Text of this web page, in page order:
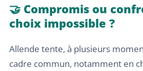
🤝 Compromis ou
choix impossible ?
Allende tente, à plusieurs
cadre commun, notamment en